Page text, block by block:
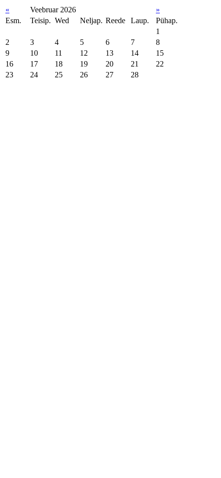
« Veebruar 2026
»
Esm.
Teisip. Wed Neljap. Reede Laup.
Pühap.
1
2
3 4 5 6 7
8
9
10 11 12 13 14
15
16
17 18 19 20 21
22
23
24 25 26 27 28